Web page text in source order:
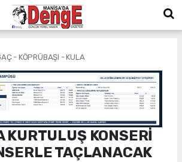
- KÖPRÜBAŞI - KULA
KURTULUŞ KONSERİ
TAÇLANACAK